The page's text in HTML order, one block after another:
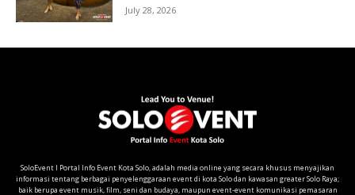
July 28, 2026
SoloEvent I Portal Info Event Kota Solo, adalah media online yang secara khusus menyajikan
informasi tentang berbagai penyelenggaraan event di kota Solo dan kawasan greater Solo Raya;
baik berupa event musik, film, seni dan budaya, maupun event-event komunikasi pemasaran